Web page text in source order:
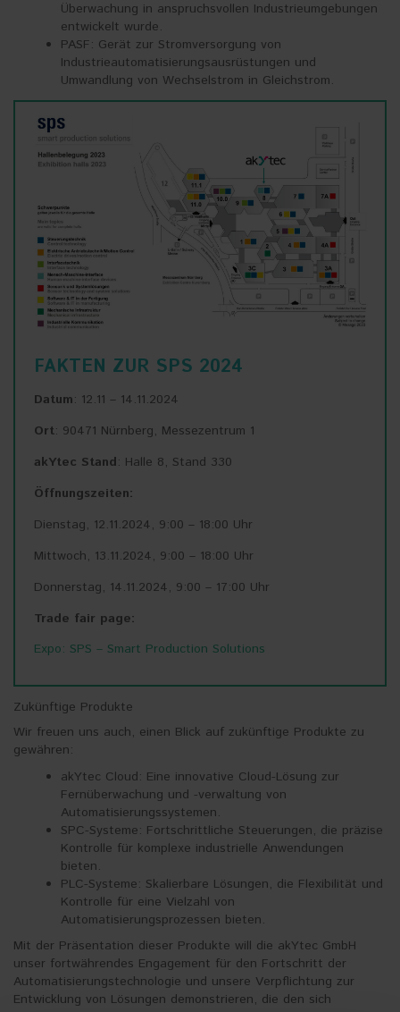
Überwachung in anspruchsvollen Industrieumgebungen
entwickelt wurde.
PASF: Gerät zur Stromversorgung von
Industrieautomatisierungsausrüstungen und
Umwandlung von Wechselstrom in Gleichstrom.
FAKTEN ZUR SPS 2024
Datum: 12.11 – 14.11.2024
Ort: 90471 Nürnberg, Messezentrum 1
akYtec Stand: Halle 8, Stand 330
Öffnungszeiten:
Dienstag, 12.11.2024, 9:00 – 18:00 Uhr
Mittwoch, 13.11.2024, 9:00 – 18:00 Uhr
Donnerstag, 14.11.2024, 9:00 – 17:00 Uhr
Trade fair page:
Expo: SPS – Smart Production Solutions
Zukünftige Produkte
Wir freuen uns auch, einen Blick auf zukünftige Produkte zu
gewähren:
akYtec Cloud: Eine innovative Cloud-Lösung zur
Fernüberwachung und -verwaltung von
Automatisierungssystemen.
SPC-Systeme: Fortschrittliche Steuerungen, die präzise
Kontrolle für komplexe industrielle Anwendungen
bieten.
PLC-Systeme: Skalierbare Lösungen, die Flexibilität und
Kontrolle für eine Vielzahl von
Automatisierungsprozessen bieten.
Mit der Präsentation dieser Produkte will die akYtec GmbH
unser fortwährendes Engagement für den Fortschritt der
Automatisierungstechnologie und unsere Verpflichtung zur
Entwicklung von Lösungen demonstrieren, die den sich